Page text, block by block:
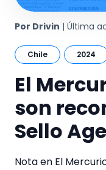
Por Drivin | Última
Chile 2024
El
son
Sello
Nota en El